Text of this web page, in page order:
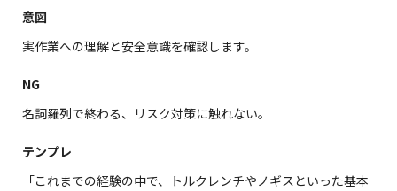
意図
実作業への理解と安全意識を確認します。
NG
名詞羅列で終わる、リスク対策に触れない。
テンプレ
「これまでの経験の中で、トルクレンチやノギスといった基本